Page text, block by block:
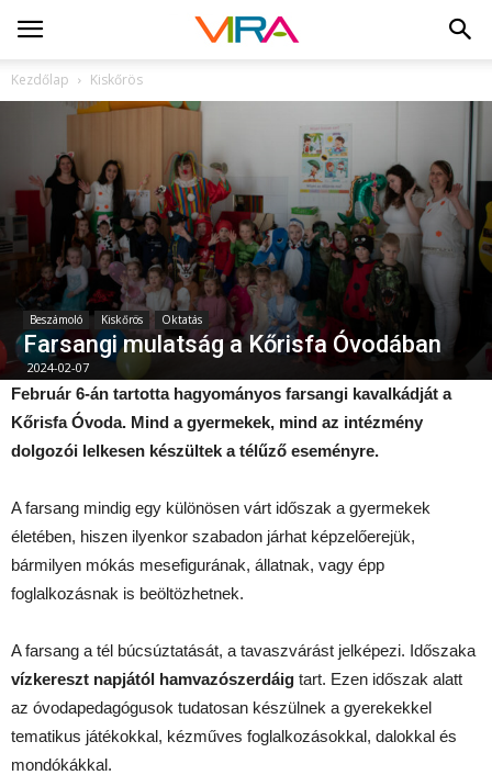
Kezdőlap Kiskőrös
Beszámoló Kiskőrös Oktatás
Farsangi mulatság a Kőrisfa Óvodában
2024-02-07
Február 6-án tartotta hagyományos farsangi kavalkádját a
Kőrisfa Óvoda. Mind a gyermekek, mind az intézmény
dolgozói lelkesen készültek a télűző eseményre.
A farsang mindig egy különösen várt időszak a gyermekek
életében, hiszen ilyenkor szabadon járhat képzelőerejük,
bármilyen mókás mesefigurának, állatnak, vagy épp
foglalkozásnak is beöltözhetnek.
A farsang a tél búcsúztatását, a tavaszvárást jelképezi. Időszaka
vízkereszt napjától hamvazószerdáig tart. Ezen időszak alatt
az óvodapedagógusok tudatosan készülnek a gyerekekkel
tematikus játékokkal, kézműves foglalkozásokkal, dalokkal és
mondókákkal.